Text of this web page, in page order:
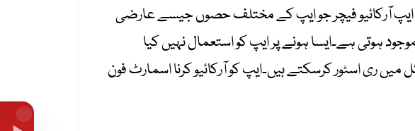
ایپ آرکائیو فیچر جو ایپ کے مختلف حصوں جیسے عارضی
ہوتی ہے۔ایسا ہونے پر ایپ کو استعمال نہیں کیا
ری اسٹور کرسکتے ہیں۔ایپ کو آرکائیو کرنا اسمارٹ فون